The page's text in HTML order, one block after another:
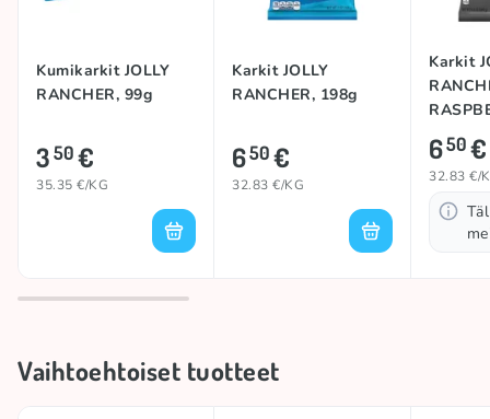
Kumikarkit JOLLY
RANCHER, 99g
350€
35.35 €/KG
Karkit JOLLY
RANCHER, 198g
650€
32.83 €/KG
Karkit
650€
32.83 €/
Vaihtoehtoiset tuotteet